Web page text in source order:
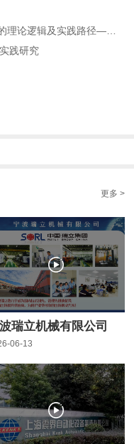
​压铸装备标准化赋能产业高质量发展的理论逻辑及实践路径——基于力劲集团标准化实践历程的回顾
践研究
更多 >
瑞立机械有限公司
06-13